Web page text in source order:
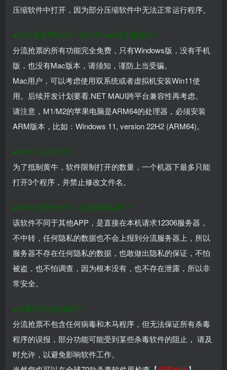
压缩软件中打开，因为部分压缩软件中无法正常运行程序。
●软件是收费的吗？有没有mac或手机版本？
分流抢票的所有功能完全免费，只有Windows版，没有手机
版，也没有Mac版本，请须知，谨防上当受骗。
Mac用户，可以考虑使用双系统或者虚拟机安装Win11使
用。后续开发计划要看.NET MAUI跨平台兼容性再考虑。
请注意，M1/M2的苹果电脑是ARM64的处理器，必须安装
ARM版本，比如：Windows 11, version 22H2 (ARM64)。
●软件可以多开吗？
为了抵制黄牛，软件限制打开的数量，一个机器下最多只能
打开3个程序，并禁止修改文件名。
●软件使用安全吗？会泄露隐私吗？
该软件不同于其他APP，是直接在本机请求12306服务器，
不中转，任何隐私的数据也不会上报到分流服务器上，所以
服务器不存在任何隐私的数据，也敢做出隐私的保证，不怕
被盗，也不怕调查，因为根本没有，也不存在泄露，所以非
常安全。
●杀毒软件会报毒吗？
分流抢票不包含任何病毒和木马程序，但无法保证所有杀毒
程序的误报，部分功能可能受到某些杀毒软件的阻止， 请及
时允许，以避免影响软件工作。